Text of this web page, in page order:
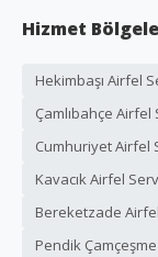
Hizmet
Hekimbaşı Airfel
Çamlıbahçe Airfel
Cumhuriyet Airfel
Kavacık Airfel
Bereketzade
Pendik